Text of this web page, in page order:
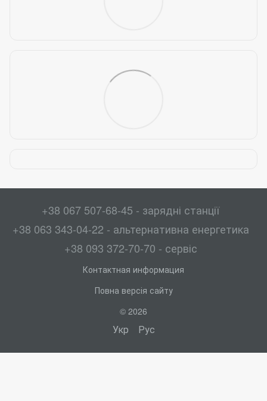
+38 067 507-68-45 - зарядні станції
+38 063 343-04-22 - альтернативна енергетика
+38 093 372-70-70 - сервіс
Контактная информация
Повна версія сайту
© 2026
Укр Рус